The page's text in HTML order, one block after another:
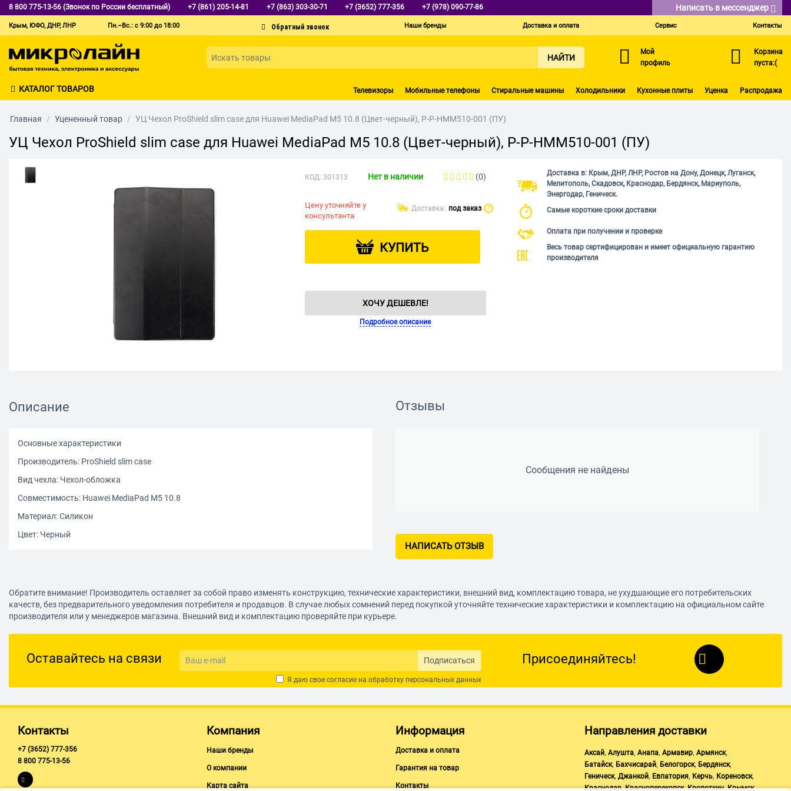
8 800 775-13-56 (Звонок по России бесплатный) +7 (861) 205-14-81 +7 (863) 303-30-71 +7 (3652) 777-356 +7 (978) 090-77-86 Написать в мессенджер
Крым, ЮФО, ДНР, ЛНР Пн.–Вс.: с 9:00 до 18:00 Наши бренды Доставка и оплата Сервис Контакты
НАЙТИ
Мой
профиль
Корзина
пуста:(
КАТАЛОГ ТОВАРОВ Телевизоры Мобильные телефоны Стиральные машины Холодильники Кухонные плиты Уценка Распродажа
Главная / Уцененный товар / УЦ Чехол ProShield slim case для Huawei MediaPad M5 10.8 (Цвет-черный), P-P-HMM510-001 (ПУ)
УЦ Чехол ProShield slim case для Huawei MediaPad M5 10.8 (Цвет-черный), P-P-HMM510-001 (ПУ)
КОД: 301313 Нет в наличии (0)
Цену уточняйте у
консультанта
Доставка: под заказ ?
КУПИТЬ
ХОЧУ ДЕШЕВЛЕ!
Подробное описание
Доставка в: Крым, ДНР, ЛНР, Ростов на Дону, Донецк, Луганск,
Мелитополь, Скадовск, Краснодар, Бердянск, Мариуполь,
Энергодар, Геническ.
Самые короткие сроки доставки
Оплата при получении и проверке
Весь товар сертифицирован и имеет официальную гарантию
производителя
Описание
Основные характеристики
Производитель: ProShield slim case
Вид чехла: Чехол-обложка
Совместимость: Huawei MediaPad M5 10.8
Материал: Силикон
Цвет: Черный
Отзывы
Сообщения не найдены
НАПИСАТЬ ОТЗЫВ
Обратите внимание! Производитель оставляет за собой право изменять конструкцию, технические характеристики, внешний вид, комплектацию товара, не ухудшающие его потребительских
качеств, без предварительного уведомления потребителя и продавцов. В случае любых сомнений перед покупкой уточняйте технические характеристики и комплектацию на официальном сайте
производителя или у менеджеров магазина. Внешний вид и комплектацию проверяйте при курьере.
Оставайтесь на связи Подписаться
Я даю свое согласие на обработку персональных данных
Присоединяйтесь!
Контакты
+7 (3652) 777-356
8 800 775-13-56
Компания
Наши бренды
О компании
Карта сайта
Информация
Доставка и оплата
Гарантия на товар
Контакты
Направления доставки
Аксай, Алушта, Анапа, Армавир, Армянск,
Батайск, Бахчисарай, Белогорск, Бердянск,
Геническ, Джанкой, Евпатория, Керчь, Кореновск,
Краснодар,Красноперекопск,Кропоткин,Крымск,